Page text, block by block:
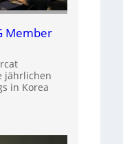
Member
jährlichen
in Korea